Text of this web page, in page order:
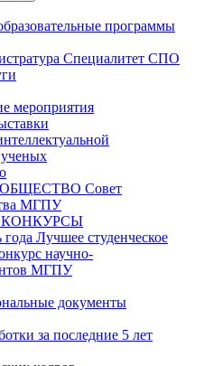
программы
Специалитет СПО
мероприятия
Совет
МГПУ
года Лучшее студенческое
научно-
МГПУ
документы
за последние 5 лет